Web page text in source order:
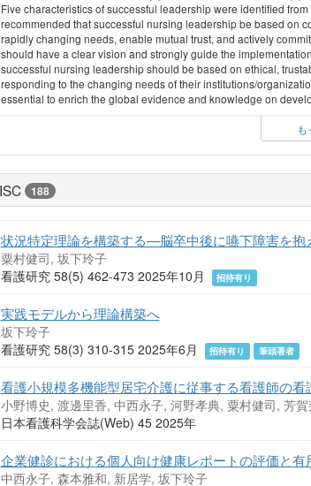
Five characteristics of successful leadership were identified
recommended that successful nursing leadership be based on
rapidly changing needs, enable mutual trust, and actively
should have a clear vision and strongly guide the
successful nursing leadership should be based on ethical,
responding to the changing needs of their institutions/
essential to enrich the global evidence and knowledge on
188
状況特定理論を構築する—脳卒中後に嚥下障害を
粟村健司, 坂下玲子
看護研究 58(5) 462-473 2025年10月
招待有り
実践モデルから理論構築へ
坂下玲子
看護研究 58(3) 310-315 2025年6月
招待有り 筆頭著者
看護小規模多機能型居宅介護に従事する看護師の
小野博史, 渡邊里香, 中西永子, 河野孝典, 粟村健司, 芳
日本看護科学会誌(Web) 45 2025年
企業健診における個人向け健康レポートの評価と有
中西永子, 森本雅和, 新居学, 坂下玲子